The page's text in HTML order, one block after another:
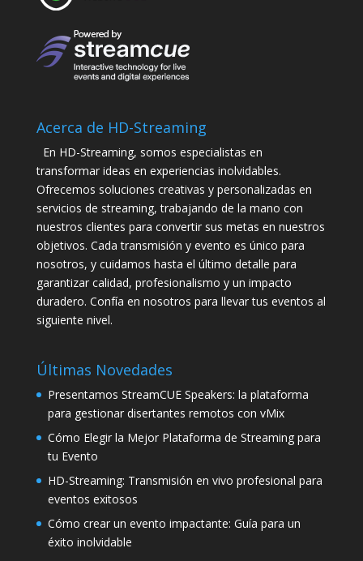
Acerca de HD-Streaming
En HD-Streaming, somos especialistas en
transformar ideas en experiencias inolvidables.
Ofrecemos soluciones creativas y personalizadas en
servicios de streaming, trabajando de la mano con
nuestros clientes para convertir sus metas en nuestros
objetivos. Cada transmisión y evento es único para
nosotros, y cuidamos hasta el último detalle para
garantizar calidad, profesionalismo y un impacto
duradero. Confía en nosotros para llevar tus eventos al
siguiente nivel.
Últimas Novedades
Presentamos StreamCUE Speakers: la plataforma
para gestionar disertantes remotos con vMix
Cómo Elegir la Mejor Plataforma de Streaming para
tu Evento
HD-Streaming: Transmisión en vivo profesional para
eventos exitosos
Cómo crear un evento impactante: Guía para un
éxito inolvidable